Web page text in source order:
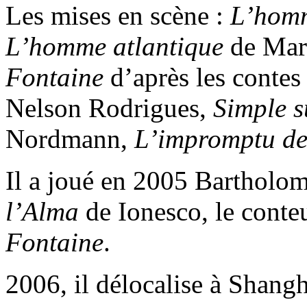
Les mises en scène :
L’homme atlantique de
Fontaine d’après les
Nelson Rodrigues, Simple
Nordmann, L’impromptu
Il a joué en 2005
l’Alma de Ionesco, le
Fontaine.
2006, il délocalise à